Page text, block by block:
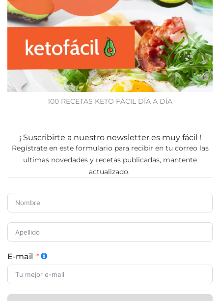
100 RECETAS KETO FÁCIL DÍA A DÍA
¡ Suscribirte a nuestro newsletter es muy fácil !
Regístrate en este formulario para recibir en tu correo las
ultimas novedades y recetas publicadas, mantente
actualizado.
E-mail